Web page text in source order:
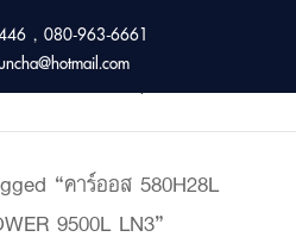
, 080-963-6661
“คาร์ออส 580H28L
9500L LN3”